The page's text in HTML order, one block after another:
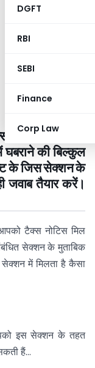
DGFT
RBI
SEBI
Finance
Corp Lawकी ओर
की बिल्कुल
के जिस सेक्शन के
जवाब तैयार करें।
टैक्स नोटिस मिल
सेक्शन के मुताबिक
सेक्शन में मिलता है कैसा
इस सेक्शन के तहत
हैं…